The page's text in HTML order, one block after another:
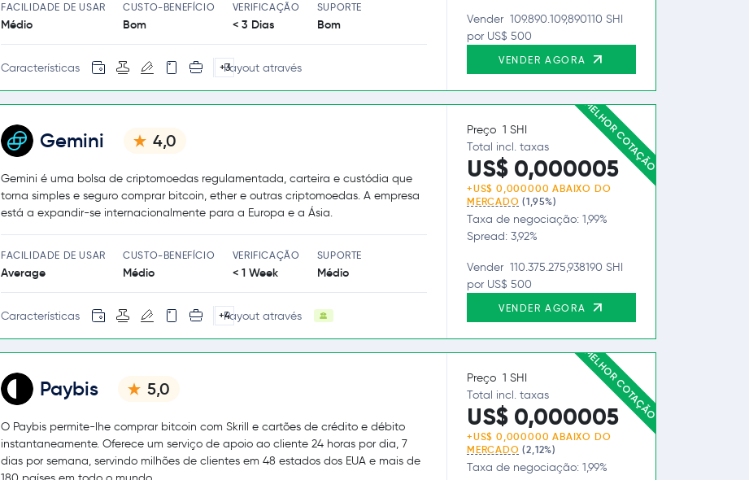
FACILIDADE DE USAR
Médio
CUSTO-BENEFÍCIO
Bom
VERIFICAÇÃO
< 3 Dias
SUPORTE
Bom
Características +3Payout através
Vender 109.890.109,890110 SHI
por US$ 500
VENDER AGORA
MELHOR COTAÇÃO
Gemini 4,0
Gemini é uma bolsa de criptomoedas regulamentada, carteira e custódia que
torna simples e seguro comprar bitcoin, ether e outras criptomoedas. A empresa
está a expandir-se internacionalmente para a Europa e a Ásia.
FACILIDADE DE USAR
Average
CUSTO-BENEFÍCIO
Médio
VERIFICAÇÃO
< 1 Week
SUPORTE
Médio
Características +4Payout através
Preço 1 SHI
Total incl. taxas
US$ 0,000005
+US$ 0,000000 ABAIXO DO
MERCADO (1,95%)
Taxa de negociação: 1,99%
Spread: 3,92%
Vender 110.375.275,938190 SHI
por US$ 500
VENDER AGORA
MELHOR COTAÇÃO
Paybis 5,0
O Paybis permite-lhe comprar bitcoin com Skrill e cartões de crédito e débito
instantaneamente. Oferece um serviço de apoio ao cliente 24 horas por dia, 7
dias por semana, servindo milhões de clientes em 48 estados dos EUA e mais de
Preço 1 SHI
Total incl. taxas
US$ 0,000005
+US$ 0,000000 ABAIXO DO
MERCADO (2,12%)
Taxa de negociação: 1,99%